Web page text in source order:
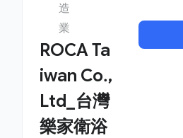
造
業
ROCA Ta
iwan Co.,
Ltd_台灣
樂家衛浴